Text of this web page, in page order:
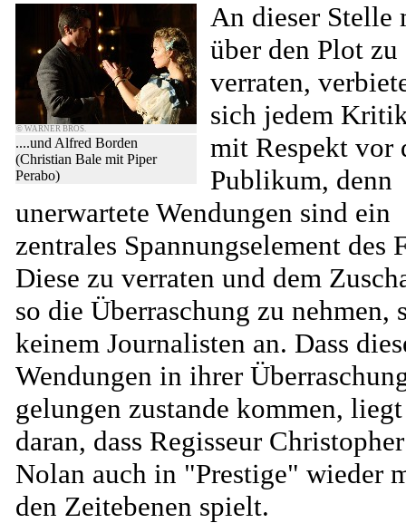
© WARNER BROS.
....und Alfred Borden
(Christian Bale mit Piper
Perabo)
An dieser Stelle
über den Plot zu
verraten,
sich jedem
mit Respekt vor
Publikum, denn
unerwartete Wendungen sind ein
zentrales Spannungselement des
Diese zu verraten und dem
so die Überraschung zu nehmen,
keinem Journalisten an. Dass
Wendungen in ihrer
gelungen zustande kommen, liegt
daran, dass Regisseur Christopher
Nolan auch in "Prestige" wieder
den Zeitebenen spielt.